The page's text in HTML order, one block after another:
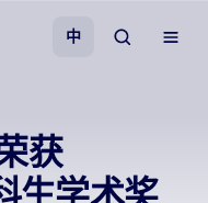
中
获
生学术奖